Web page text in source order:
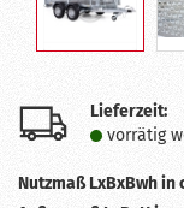
Lieferzeit:
vorrätig
Nutzmaß LxBxBwh in